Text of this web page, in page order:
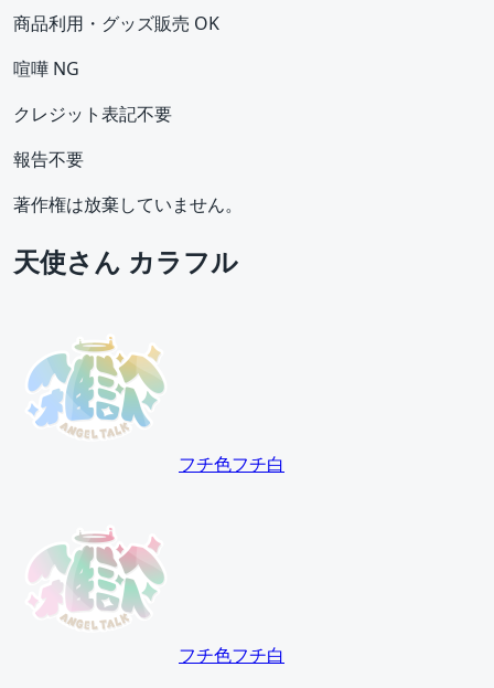
商品利用・グッズ販売 OK
喧嘩 NG
クレジット表記不要
報告不要
著作権は放棄していません。
天使さん カラフル
フチ色フチ白
フチ色フチ白